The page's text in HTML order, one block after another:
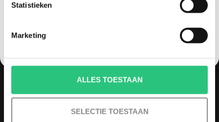
Statistieken
Marketing
ALLES TOESTAAN
SELECTIE TOESTAAN
goed advies en uitstekende (after)service
het juiste adres. We staan bekend om ons advies,
persoonlijke benadering en service zowel voor
aankoop als na aankoop. 93% van al onze klanten
INFORMATIE
Over ons